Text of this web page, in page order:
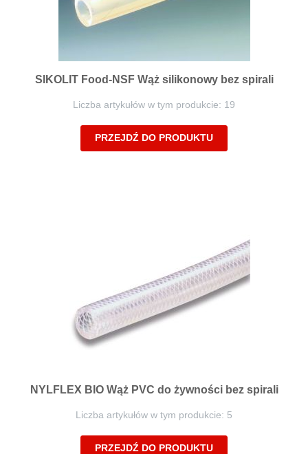
SIKOLIT Food-NSF Wąż silikonowy bez spirali
Liczba artykułów w tym produkcie: 19
PRZEJDŹ DO PRODUKTU
NYLFLEX BIO Wąż PVC do żywności bez spirali
Liczba artykułów w tym produkcie: 5
PRZEJDŹ DO PRODUKTU